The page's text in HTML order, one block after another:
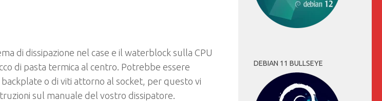
di dissipazione nel case e il waterblock sulla CPU
di pasta termica al centro. Potrebbe essere
backplate o di viti attorno al socket, per questo vi
sul manuale del vostro dissipatore.
DEBIAN 11 BULLSEYE